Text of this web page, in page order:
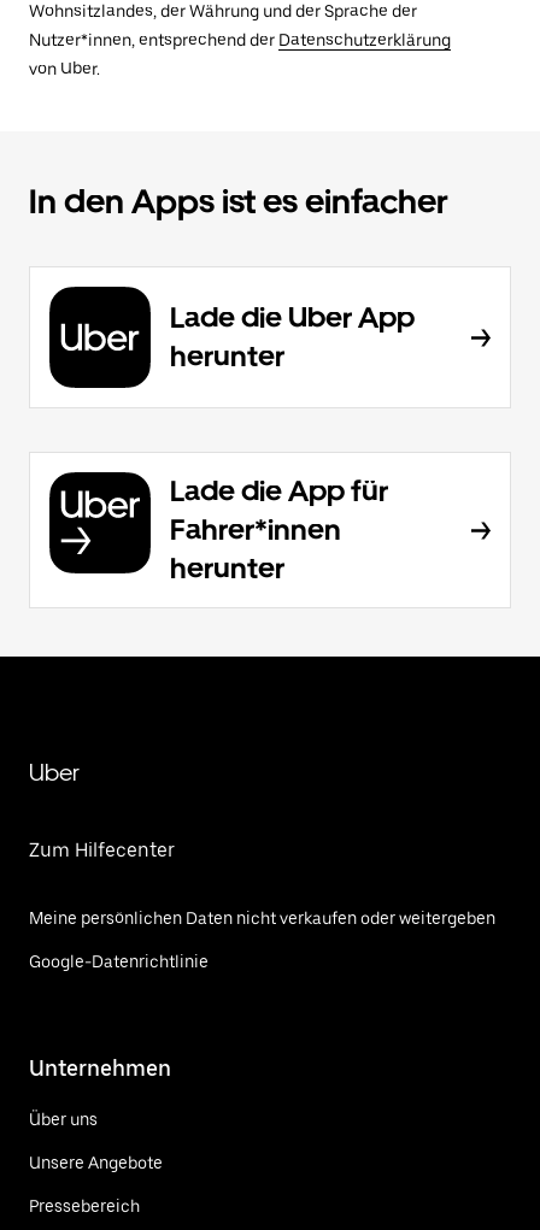
Wohnsitzlandes, der Währung und der Sprache der
Nutzer*innen, entsprechend der Datenschutzerklärung
von Uber.
In den Apps ist es einfacher
Lade die Uber App
herunter
Lade die App für
Fahrer*innen
herunter
Uber
Zum Hilfecenter
Meine persönlichen Daten nicht verkaufen oder weitergeben
Google-Datenrichtlinie
Unternehmen
Über uns
Unsere Angebote
Pressebereich